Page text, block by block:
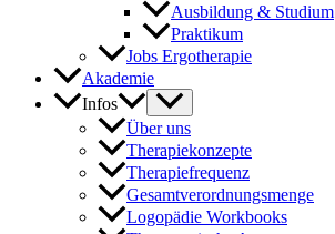
Ausbildung & Studium
Praktikum
Jobs Ergotherapie
Akademie
Infos
Über uns
Therapiekonzepte
Therapiefrequenz
Gesamtverordnungsmenge
Logopädie Workbooks